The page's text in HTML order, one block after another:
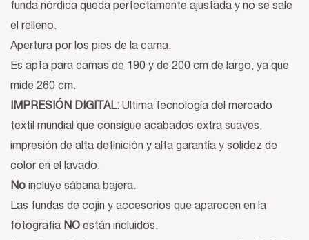
funda nórdica queda perfectamente ajustada y no se sale
el relleno.
Apertura por los pies de la cama.
Es apta para camas de 190 y de 200 cm de largo, ya que
mide 260 cm.
IMPRESIÓN DIGITAL: Ultima tecnología del mercado
textil mundial que consigue acabados extra suaves,
impresión de alta definición y alta garantía y solidez de
color en el lavado.
No incluye sábana bajera.
Las fundas de cojín y accesorios que aparecen en la
fotografía NO están incluidos.